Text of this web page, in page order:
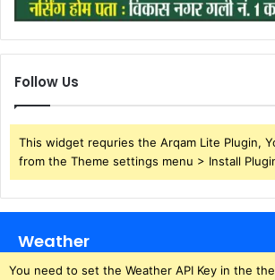
Follow Us
This widget requries the Arqam Lite Plugin,
from the Theme settings menu > Install
Weather
You need to set the Weather API Key in the